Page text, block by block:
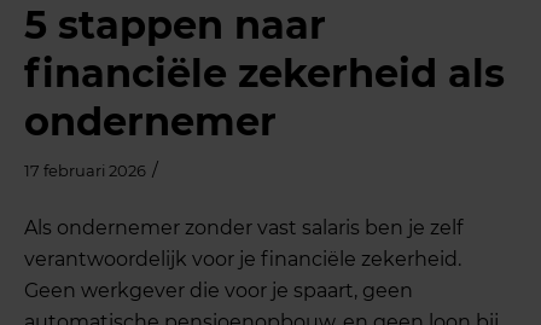
5 stappen naar
financiële zekerheid als
ondernemer
17 februari 2026 /
Als ondernemer zonder vast salaris ben je zelf
verantwoordelijk voor je financiële zekerheid.
Geen werkgever die voor je spaart, geen